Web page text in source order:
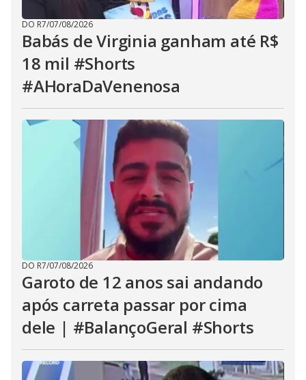
DO R7/07/08/2026
Babás de Virginia ganham até R$
18 mil #Shorts
#AHoraDaVenenosa
DO R7/07/08/2026
Garoto de 12 anos sai andando
após carreta passar por cima
dele | #BalançoGeral #Shorts